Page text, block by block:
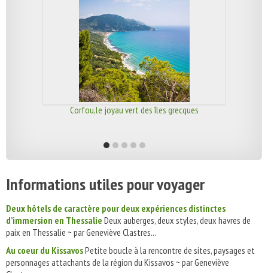
Corfou,le joyau vert des îles grecques
Informations utiles pour voyager
Deux hôtels de caractère pour deux expériences distinctes
d’immersion en Thessalie Deux auberges, deux styles, deux havres de
paix en Thessalie ~ par Geneviève Clastres...
Au coeur du KissavosPetite boucle à la rencontre de sites, paysages et
personnages attachants de la région du Kissavos ~ par Geneviève